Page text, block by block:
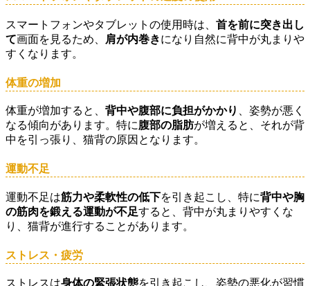
スマートフォンやタブレットの使用時は、 首を前に突き出し
て画面を見るため、 肩が内巻きになり自然に背中が丸まりや
すくなります。
体重の増加
体重が増加すると、 背中や腹部に負担がかかり 、姿勢が悪く
なる傾向があります。特に腹部の脂肪が増えると、それが背
中を引っ張り、猫背の原因となります。
運動不足
運動不足は筋力や柔軟性の低下を引き起こし、特に背中や胸
の筋肉を鍛える運動が不足すると、背中が丸まりやすくな
り、猫背が進行することがあります。
ストレス・疲労
ストレスは身体の緊張状態を引き起こし、姿勢の悪化が習慣